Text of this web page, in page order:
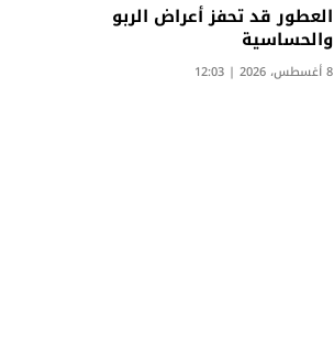
العطور قد تحفز أعراض الربو
والحساسية
8 أغسطس، 2026 | 12:03